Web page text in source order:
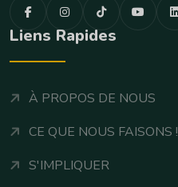
Liens Rapides
À PROPOS DE NOUS
CE QUE NOUS FAISONS !
S'IMPLIQUER